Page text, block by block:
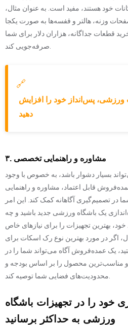
خود هستند، مفید است. به عنوان مثال،
وزنه، هالتر و قفسه‌ها به صورت یکجا
قطعات جداگانه، هزاران دلار برای شما
🔗
ورزشی، پس‌انداز خود را افزایش
دهید
۳. مشاوره و راهنمایی تخصصی
بسیار دشوار باشد، به خصوص با وجود
قابل اعتماد، مشاوره و راهنمایی
در تصمیم‌گیری آگاهانه کمک کند. این امر
یک باشگاه ورزشی جدید باشید و چه
بهترین تجهیزات را برای نیازهای خاص
اگر در مورد بهترین نوع رک اسکات برای
یک عمده‌فروش آگاه می‌تواند شما را در
و مناسب‌ترین محصول را بر اساس بودجه و
خود را در تجهیزات باشگاه
ورزشی به حداکثر برسانید